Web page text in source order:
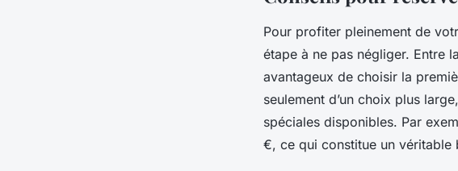
Pour profiter pleinement de
étape à ne pas négliger. Entre
avantageux de choisir la
seulement d’un choix plus
spéciales disponibles. Par
€, ce qui constitue un véritable